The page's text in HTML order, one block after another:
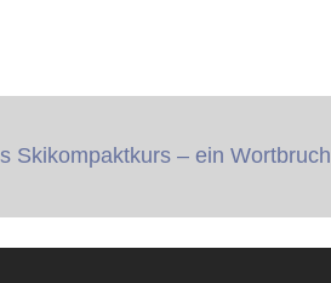
Skikompaktkurs – ein Wortbruch